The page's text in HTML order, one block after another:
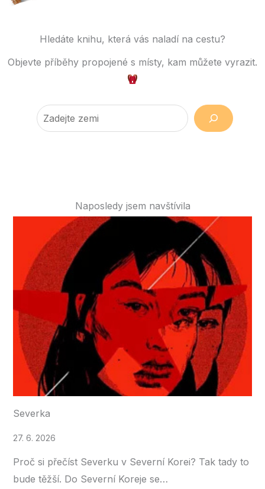
Hledáte knihu, která vás naladí na cestu?​
Objevte příběhy propojené s místy, kam můžete vyrazit.
Naposledy jsem navštívila
Severka
27. 6. 2026
Proč si přečíst Severku v Severní Korei? Tak tady to
bude těžší. Do Severní Koreje se…